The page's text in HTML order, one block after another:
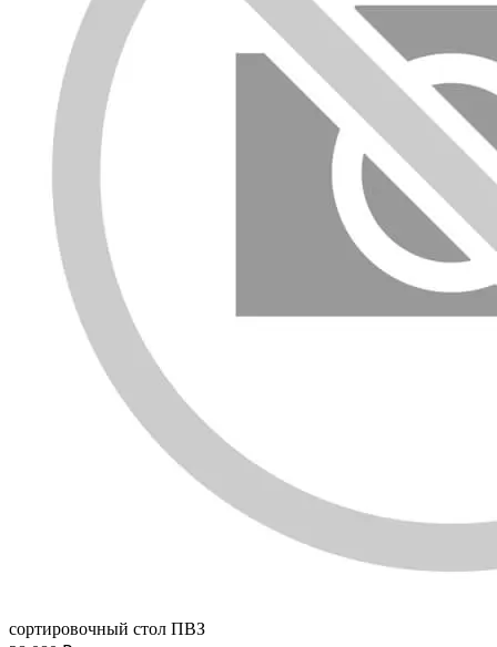
сортировочный стол ПВЗ